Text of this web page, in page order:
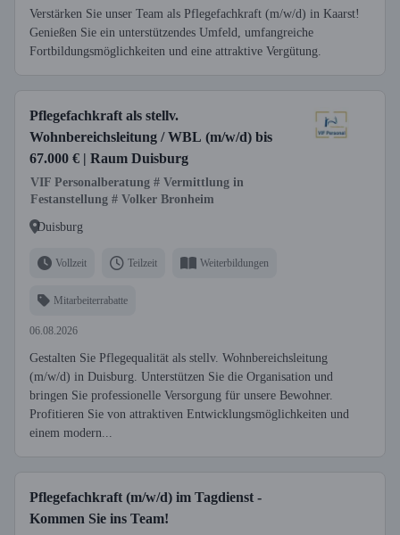
Verstärken Sie unser Team als Pflegefachkraft (m/w/d) in Kaarst!
Genießen Sie ein unterstützendes Umfeld, umfangreiche
Fortbildungsmöglichkeiten und eine attraktive Vergütung.
Pflegefachkraft als stellv.
Wohnbereichsleitung / WBL (m/w/d) bis
67.000 € | Raum Duisburg
VIF Personalberatung # Vermittlung in
Festanstellung # Volker Bronheim
Duisburg
Vollzeit Teilzeit Weiterbildungen
Mitarbeiterrabatte
06.08.2026
Gestalten Sie Pflegequalität als stellv. Wohnbereichsleitung
(m/w/d) in Duisburg. Unterstützen Sie die Organisation und
bringen Sie professionelle Versorgung für unsere Bewohner.
Profitieren Sie von attraktiven Entwicklungsmöglichkeiten und
einem modern...
Pflegefachkraft (m/w/d) im Tagdienst -
Kommen Sie ins Team!